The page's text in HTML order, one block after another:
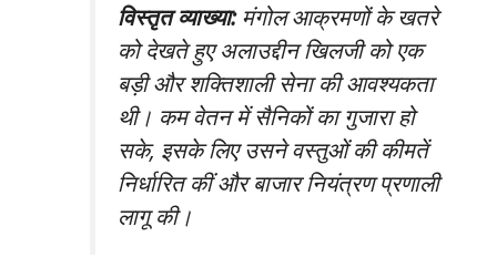
विस्तृत व्याख्या:मंगोल आक्रमणों के खतरे
को देखते हुए अलाउद्दीन खिलजी को एक
बड़ी और शक्तिशाली सेना की आवश्यकता
थी। कम वेतन में सैनिकों का गुजारा हो
सके, इसके लिए उसने वस्तुओं की कीमतें
निर्धारित कीं और बाजार नियंत्रण प्रणाली
लागू की।